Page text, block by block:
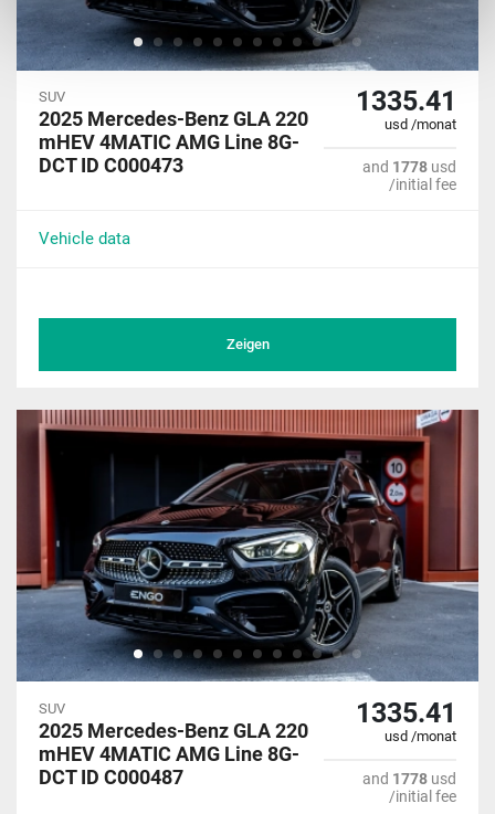
SUV
2025 Mercedes-Benz GLA 220
mHEV 4MATIC AMG Line 8G-
DCT ID C000473
1335.41
usd /monat
and 1778 usd
/initial fee
Vehicle data
Zeigen
SUV
2025 Mercedes-Benz GLA 220
mHEV 4MATIC AMG Line 8G-
DCT ID C000487
1335.41
usd /monat
and 1778 usd
/initial fee